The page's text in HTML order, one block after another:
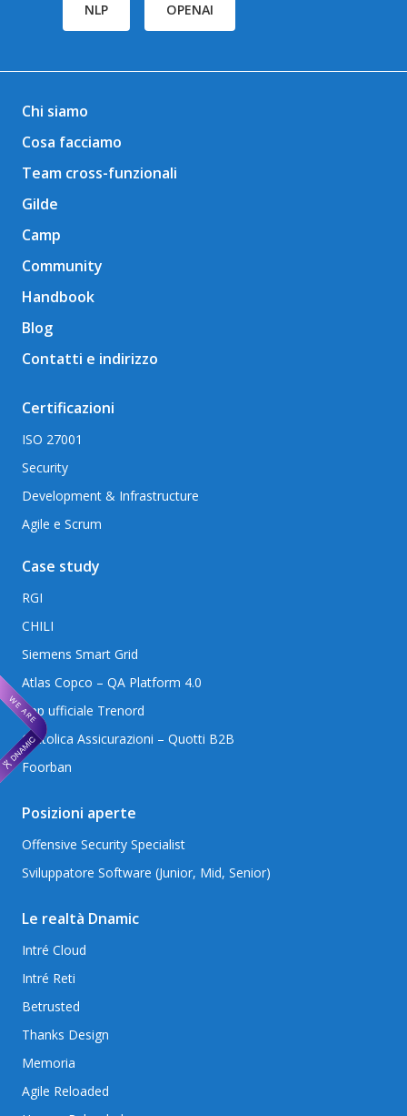
NLP OPENAI
Chi siamo
Cosa facciamo
Team cross-funzionali
Gilde
Camp
Community
Handbook
Blog
Contatti e indirizzo
Certificazioni
ISO 27001
Security
Development & Infrastructure
Agile e Scrum
Case study
RGI
CHILI
Siemens Smart Grid
Atlas Copco – QA Platform 4.0
App ufficiale Trenord
Cattolica Assicurazioni – Quotti B2B
Foorban
Posizioni aperte
Offensive Security Specialist
Sviluppatore Software (Junior, Mid, Senior)
Le realtà Dnamic
Intré Cloud
Intré Reti
Betrusted
Thanks Design
Memoria
Agile Reloaded